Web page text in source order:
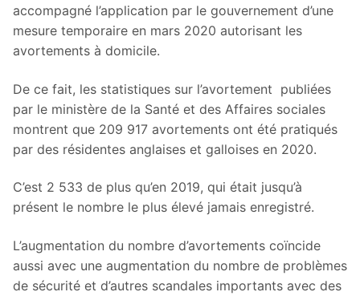
accompagné l’application par le gouvernement d’une
mesure temporaire en mars 2020 autorisant les
avortements à domicile.
De ce fait, les statistiques sur l’avortement publiées
par le ministère de la Santé et des Affaires sociales
montrent que 209 917 avortements ont été pratiqués
par des résidentes anglaises et galloises en 2020.
C’est 2 533 de plus qu’en 2019, qui était jusqu’à
présent le nombre le plus élevé jamais enregistré.
L’augmentation du nombre d’avortements coïncide
aussi avec une augmentation du nombre de problèmes
de sécurité et d’autres scandales importants avec des